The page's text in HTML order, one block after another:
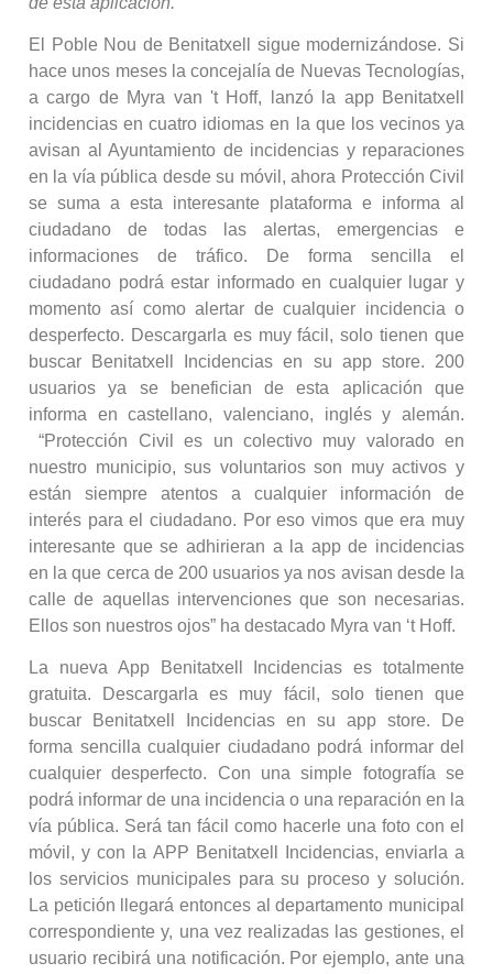
El Poble Nou de Benitatxell sigue modernizándose. Si
hace unos meses la concejalía de Nuevas Tecnologías,
a cargo de Myra van 't Hoff, lanzó la app Benitatxell
incidencias en cuatro idiomas en la que los vecinos ya
avisan al Ayuntamiento de incidencias y reparaciones
en la vía pública desde su móvil, ahora Protección Civil
se suma a esta interesante plataforma e informa al
ciudadano de todas las alertas, emergencias e
informaciones de tráfico. De forma sencilla el
ciudadano podrá estar informado en cualquier lugar y
momento así como alertar de cualquier incidencia o
desperfecto. Descargarla es muy fácil, solo tienen que
buscar Benitatxell Incidencias en su app store. 200
usuarios ya se benefician de esta aplicación que
informa en castellano, valenciano, inglés y alemán.
“Protección Civil es un colectivo muy valorado en
nuestro municipio, sus voluntarios son muy activos y
están siempre atentos a cualquier información de
interés para el ciudadano. Por eso vimos que era muy
interesante que se adhirieran a la app de incidencias
en la que cerca de 200 usuarios ya nos avisan desde la
calle de aquellas intervenciones que son necesarias.
Ellos son nuestros ojos” ha destacado Myra van ‘t Hoff.
La nueva App Benitatxell Incidencias es totalmente
gratuita. Descargarla es muy fácil, solo tienen que
buscar Benitatxell Incidencias en su app store. De
forma sencilla cualquier ciudadano podrá informar del
cualquier desperfecto. Con una simple fotografía se
podrá informar de una incidencia o una reparación en la
vía pública. Será tan fácil como hacerle una foto con el
móvil, y con la APP Benitatxell Incidencias, enviarla a
los servicios municipales para su proceso y solución.
La petición llegará entonces al departamento municipal
correspondiente y, una vez realizadas las gestiones, el
usuario recibirá una notificación. Por ejemplo, ante una